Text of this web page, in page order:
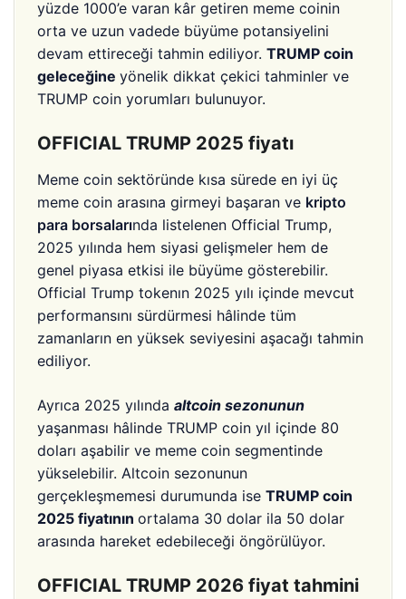
yüzde 1000’e varan kâr getiren meme coinin
orta ve uzun vadede büyüme potansiyelini
devam ettireceği tahmin ediliyor.TRUMP coin
geleceğineyönelik dikkat çekici tahminler ve
TRUMP coin yorumları bulunuyor.
OFFICIAL TRUMP 2025 fiyatı
Meme coin sektöründe kısa sürede en iyi üç
meme coin arasına girmeyi başaran ve kripto
para borsalarında listelenen Official Trump,
2025 yılında hem siyasi gelişmeler hem de
genel piyasa etkisi ile büyüme gösterebilir.
Official Trump tokenın 2025 yılı içinde mevcut
performansını sürdürmesi hâlinde tüm
zamanların en yüksek seviyesini aşacağı tahmin
ediliyor.
Ayrıca 2025 yılındaaltcoin sezonunun
yaşanması hâlinde TRUMP coin yıl içinde 80
doları aşabilir ve meme coin segmentinde
yükselebilir. Altcoin sezonunun
gerçekleşmemesi durumunda iseTRUMP coin
2025 fiyatınınortalama 30 dolar ila 50 dolar
arasında hareket edebileceği öngörülüyor.
OFFICIAL TRUMP 2026 fiyat tahmini